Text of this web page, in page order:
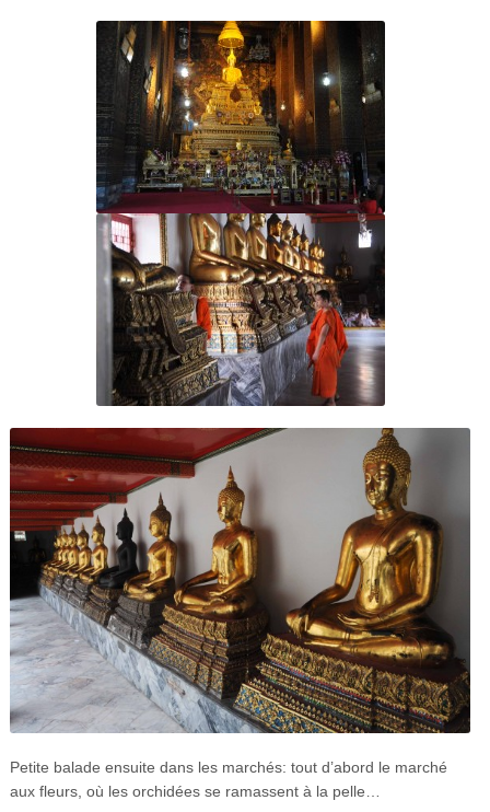
Petite balade ensuite dans les marchés: tout d’abord le marché
aux fleurs, où les orchidées se ramassent à la pelle…